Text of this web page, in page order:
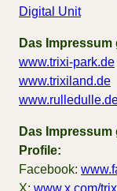
Digital Unit
Das
www.trixi-park.de
www.trixiland.de
Das
Profile:
Face­book:
X: www.x.com/